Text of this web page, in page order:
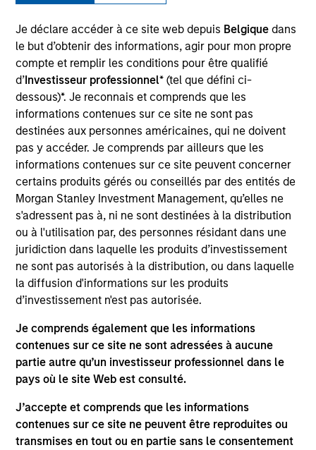
Je déclare accéder à ce site web depuis Belgique dans
le but d’obtenir des informations, agir pour mon propre
compte et remplir les conditions pour être qualifié
d’Investisseur professionnel* (tel que défini ci-
dessous)*. Je reconnais et comprends que les
informations contenues sur ce site ne sont pas
destinées aux personnes américaines, qui ne doivent
pas y accéder. Je comprends par ailleurs que les
informations contenues sur ce site peuvent concerner
certains produits gérés ou conseillés par des entités de
Morgan Stanley Investment Management, qu’elles ne
s'adressent pas à, ni ne sont destinées à la distribution
ou à l'utilisation par, des personnes résidant dans une
juridiction dans laquelle les produits d’investissement
ne sont pas autorisés à la distribution, ou dans laquelle
la diffusion d'informations sur les produits
d’investissement n'est pas autorisée.
Je comprends également que les informations
contenues sur ce site ne sont adressées à aucune
partie autre qu’un investisseur professionnel dans le
pays où le site Web est consulté.
J’accepte et comprends que les informations
contenues sur ce site ne peuvent être reproduites ou
transmises en tout ou en partie sans le consentement
Transaction Type
Buyout
Thermogenics is a comprehensive provider of
outsourced boiler services, with a primary focus on
recurring maintenance & repair services and
additional offerings across complementary
equipment sales and rental services.
View Current Employment Opportunities
View Site
Board Membership
Adam Shaw,Patrick Whitehead, Marc Godlis,
Clayton Marsh
Investment Team
Morgan Stanley Capital Partners
Press Release
Thermogenics Appoints Industry Veteran Arif
Quraishi As Chief Executive Officer
Jan 06,2026